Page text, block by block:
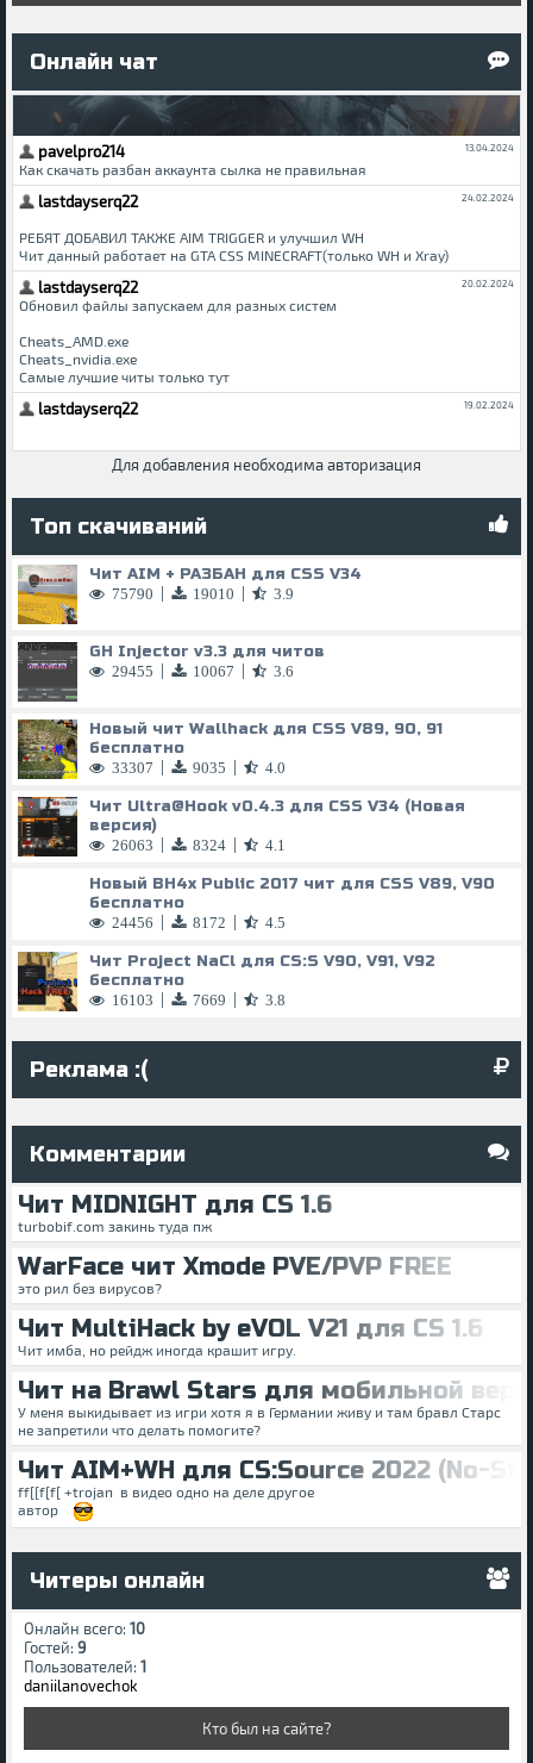
Онлайн чат
Для добавления необходима авторизация
Топ скачиваний
Чит AIM + РАЗБАН для CSS V34
75790 19010 3.9
GH Injector v3.3 для читов
29455 10067 3.6
Новый чит Wallhack для CSS V89, 90, 91
бесплатно
33307 9035 4.0
Чит Ultra@Hook v0.4.3 для CSS V34 (Новая
версия)
26063 8324 4.1
Новый BH4x Public 2017 чит для CSS V89, V90
бесплатно
24456 8172 4.5
Чит Project NaCl для CS:S V90, V91, V92
бесплатно
16103 7669 3.8
Реклама :(
Комментарии
Чит MIDNIGHT для CS 1.6
turbobif.com закинь туда пж
WarFace чит Xmode PVE/PVP FREE
это рил без вирусов?
Чит MultiHack by eVOL V21 для CS 1.6
Чит имба, но рейдж иногда крашит игру.
Чит на Brawl Stars для мобильной
У меня выкидывает из игри хотя я в Германии живу и там бравл Старс
не запретили что делать помогите?
Чит AIM+WH для CS:Source 2022 (No-
ff[[f[f[ +trojan в видео одно на деле другое
автор
Читеры онлайн
Онлайн всего: 10
Гостей: 9
Пользователей: 1
daniilanovechok
Кто был на сайте?